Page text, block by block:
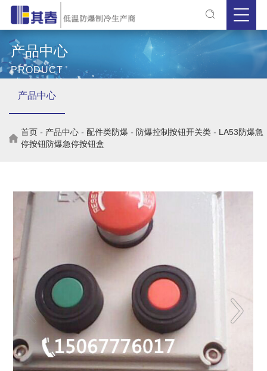
产品中心
PRODUCT
产品中心
首页 - 产品中心 - 配件类防爆 - 防爆控制按钮开关类 - LA53防爆急
停按钮防爆急停按钮盒